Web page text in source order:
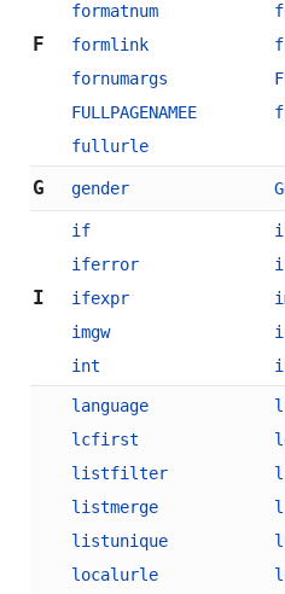
F
formatnum
formlink
fornumargs
FULLPAGENAMEE
fullurle
G gender
I
if
iferror
ifexpr
imgw
int
language
lcfirst
listfilter
listmerge
listunique
localurle